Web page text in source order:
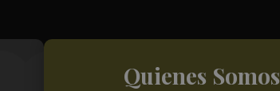
Quienes Somos